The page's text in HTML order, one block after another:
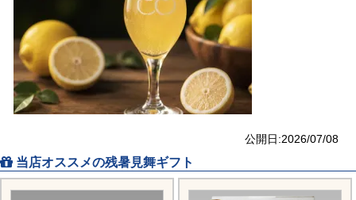
公開日:2026/07/08
当店オススメの残暑見舞ギフト